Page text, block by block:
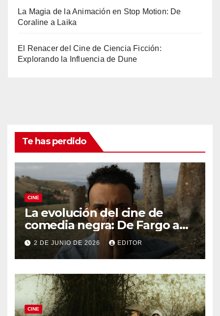
La Magia de la Animación en Stop Motion: De
Coraline a Laika
El Renacer del Cine de Ciencia Ficción:
Explorando la Influencia de Dune
Te has perdido
CINE
La evolución del cine de
comedia negra: De Fargo a
Knives Out
2 DE JUNIO DE 2026 EDITOR
CINE